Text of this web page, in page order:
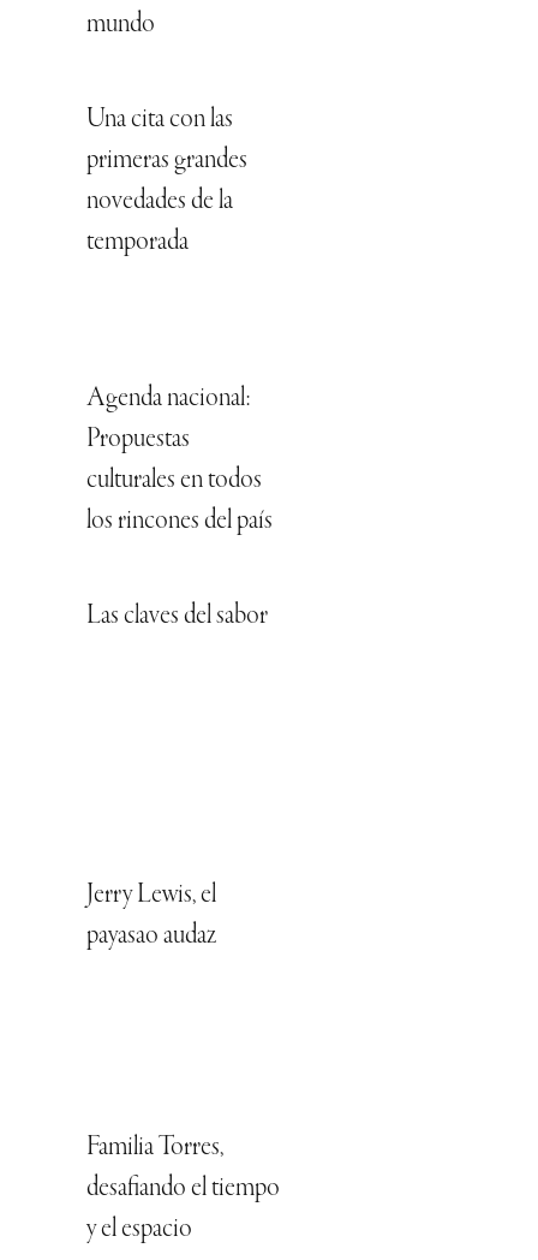
mundo
Una cita con las
primeras grandes
novedades de la
temporada
Agenda nacional:
Propuestas
culturales en todos
los rincones del país
Las claves del sabor
Jerry Lewis, el
payasao audaz
Familia Torres,
desafiando el tiempo
y el espacio